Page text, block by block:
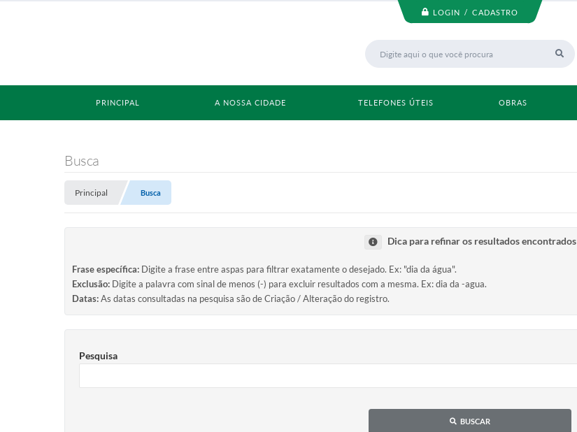
LOGIN / CADASTRO
PRINCIPAL A NOSSA CIDADE TELEFONES ÚTEIS OBRAS
Busca
Principal Busca
Dica para refinar os resultados encontrados
Frase específica: Digite a frase entre aspas para filtrar exatamente o desejado. Ex: "dia da água".
Exclusão: Digite a palavra com sinal de menos (-) para excluir resultados com a mesma. Ex: dia da -agua.
Datas:As datas consultadas na pesquisa são de Criação / Alteração do registro.
Pesquisa
BUSCAR